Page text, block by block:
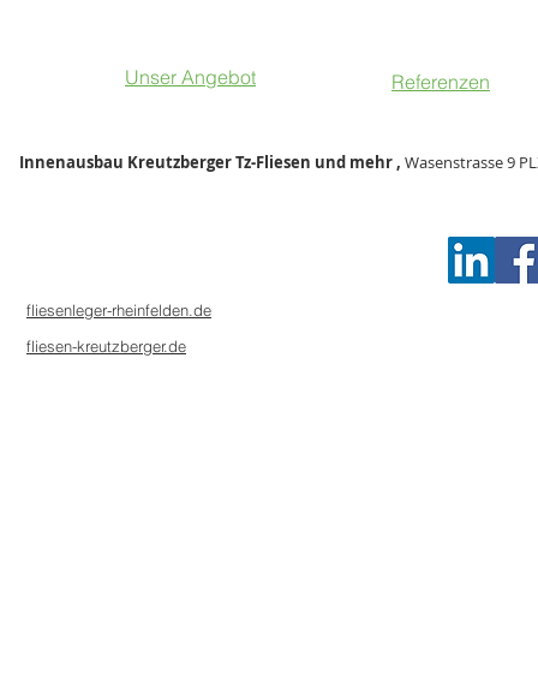
Unser Angebot Referenzen
Innenausbau Kreutzberger Tz-Fliesen und mehr , Wasenstrasse 9
fliesenleger-rheinfelden.de
fliesen-kreutzberger.de